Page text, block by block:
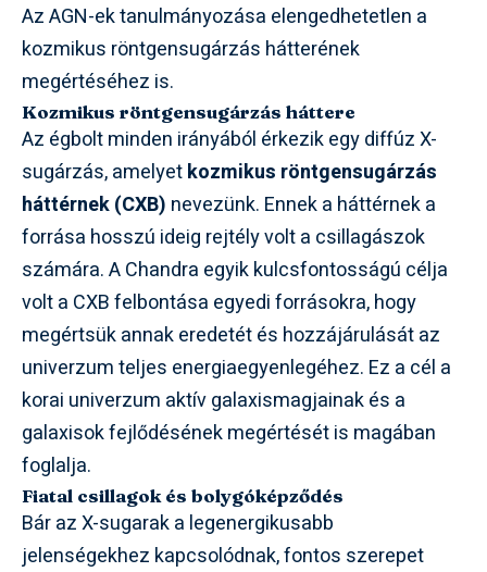
Az AGN-ek tanulmányozása elengedhetetlen a
kozmikus röntgensugárzás hátterének
megértéséhez is.
Kozmikus röntgensugárzás háttere
Az égbolt minden irányából érkezik egy diffúz X-
sugárzás, amelyetkozmikus röntgensugárzás
háttérnek (CXB) nevezünk. Ennek a háttérnek a
forrása hosszú ideig rejtély volt a csillagászok
számára. A Chandra egyik kulcsfontosságú célja
volt a CXB felbontása egyedi forrásokra, hogy
megértsük annak eredetét és hozzájárulását az
univerzum teljes energiaegyenlegéhez. Ez a cél a
korai univerzum aktív galaxismagjainak és a
galaxisok fejlődésének megértését is magában
foglalja.
Fiatal csillagok és bolygóképződés
Bár az X-sugarak a legenergikusabb
jelenségekhez kapcsolódnak, fontos szerepet